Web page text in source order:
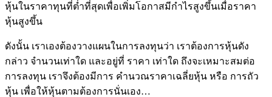
หุ้นในราคาทุนที่ต่ำที่สุดเพื่อเพิ่มโอกาสมีกำไรสูงขึ้นเมื่อราคา
หุ้นสูงขึ้น
ดังนั้น เราเองต้องวางแผนในการลงทุนว่า เราต้องการหุ้นดัง
กล่าว จำนวนเท่าใด และอยู่ที่ ราคา เท่าใด ถึงจะเหมาะสมต่อ
การลงทุน เราจึงต้องมีการ คำนวณราคาเฉลี่ยหุ้น หรือ การถัว
หุ้น เพื่อให้หุ้นตามต้องการนั่นเอง…